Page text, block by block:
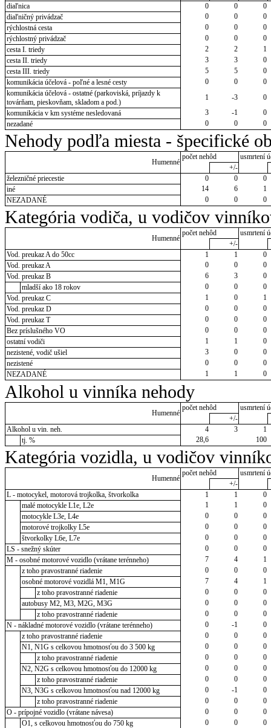
diaľnica
0 0
0
diaľničný privádzač
0 0
0
rýchlostná cesta
0 0
0
rýchlostný privádzač
0 0
0
cesta I. triedy
2 2
1
cesta II. triedy
3 3
0
cesta III. triedy
5 5
0
komunikácia účelová - poľné a lesné cesty
0 0
0
komunikácia účelová - ostatné (parkoviská, príjazdy k
továrňam, pieskovňam, skladom a pod.)
1 -3
0
komunikácia v km systéme nesledovaná
3 -1
0
nezadané
0 0 0
Nehody podľa miesta - špecifické
Humenné
počet nehôd
usmrtení
+/-
železničné priecestie
0 0
0
iné
14 6
1
NEZADANÉ
0 0 0
Kategória vodiča, u vodičov
Humenné
počet nehôd
usmrtení
+/-
Vod. preukaz A do 50cc
1 1
0
Vod. preukaz A
0 0
0
Vod. preukaz B
6 3
0
mladší ako 18 rokov
0 0
0
Vod. preukaz C
1 0
1
Vod. preukaz D
0 0
0
Vod. preukaz T
0 0
0
Bez príslušného VO
0 0
0
ostatní vodiči
1 1
0
nezistené, vodič ušiel
3 0
0
nezistené
0 0
0
NEZADANÉ
1 1 0
Alkohol u vinníka nehody
Humenné
počet nehôd
usmrtení
+/-
Alkohol u vin. neh.
4 3
1
tj. %
28,6 100
Kategória vozidla, u vodičov
Humenné
počet nehôd
usmrtení
+/-
L - motocykel, motorová trojkolka, štvorkolka
1 1
0
malé motocykle L1e, L2e
1 1
0
motocykle L3e, L4e
0 0
0
motorové trojkolky L5e
0 0
0
štvorkolky L6e, L7e
0 0
0
LS - snežný skúter
0 0
0
M - osobné motorové vozidlo (vrátane terénneho)
7 4
1
z toho pravostranné riadenie
0 0
0
osobné motorové vozidlá M1, M1G
7 4
1
z toho pravostranné riadenie
0 0
0
autobusy M2, M3, M2G, M3G
0 0
0
z toho pravostranné riadenie
0 0
0
N - nákladné motorové vozidlo (vrátane terénneho)
0 -1
0
z toho pravostranné riadenie
0 0
0
N1, N1G s celkovou hmotnosťou do 3 500 kg
0 0
0
z toho pravostranné riadenie
0 0
0
N2, N2G s celkovou hmotnosťou do 12000 kg
0 0
0
z toho pravostranné riadenie
0 0
0
N3, N3G s celkovou hmotnosťou nad 12000 kg
0 -1
0
z toho pravostranné riadenie
0 0
0
O - prípojné vozidlo (vrátane návesa)
0 0
0
O1, s celkovou hmotnosťou do 750 kg
0 0
0